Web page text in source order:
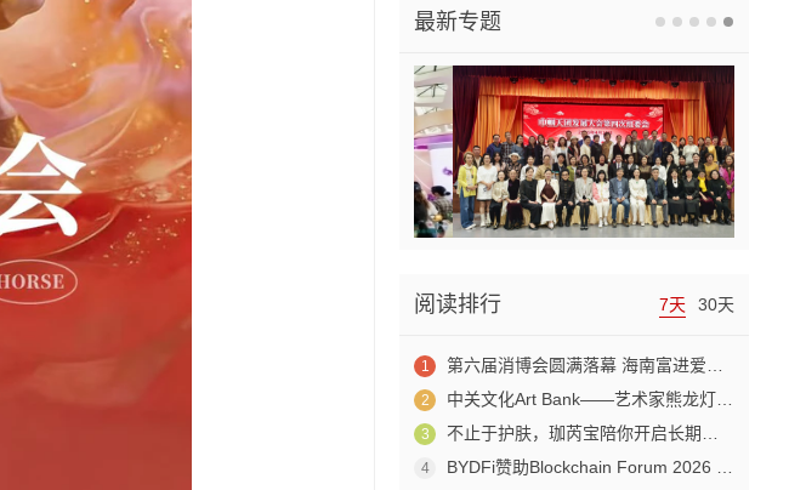
最新专题
阅读排行 7天 30天
1 第六届消博会圆满落幕 海南富进爱科合成生物成果赋能生物制造产业新发展
2 中关文化Art Bank——艺术家熊龙灯走进兴业银行北京开发区私行
3 不止于护肤，珈芮宝陪你开启长期养肤之旅
4 BYDFi赞助Blockchain Forum 2026 交流Web3与AI生态